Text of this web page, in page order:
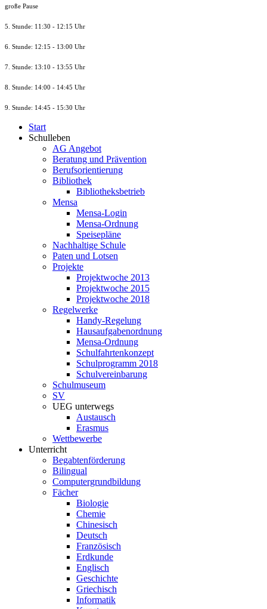
große Pause
5. Stunde: 11:30 - 12:15 Uhr
6. Stunde: 12:15 - 13:00 Uhr
7. Stunde: 13:10 - 13:55 Uhr
8. Stunde: 14:00 - 14:45 Uhr
9. Stunde: 14:45 - 15:30 Uhr
Start
Schulleben
AG Angebot
Beratung und Prävention
Berufsorientierung
Bibliothek
Bibliotheksbetrieb
Mensa
Mensa-Login
Mensa-Ordnung
Speisepläne
Nachhaltige Schule
Paten und Lotsen
Projekte
Projektwoche 2013
Projektwoche 2015
Projektwoche 2018
Regelwerke
Handy-Regelung
Hausaufgabenordnung
Mensa-Ordnung
Schulfahrtenkonzept
Schulprogramm 2018
Schulvereinbarung
Schulmuseum
SV
UEG unterwegs
Austausch
Erasmus
Wettbewerbe
Unterricht
Begabtenförderung
Bilingual
Computergrundbildung
Fächer
Biologie
Chemie
Chinesisch
Deutsch
Französisch
Erdkunde
Englisch
Geschichte
Griechisch
Informatik